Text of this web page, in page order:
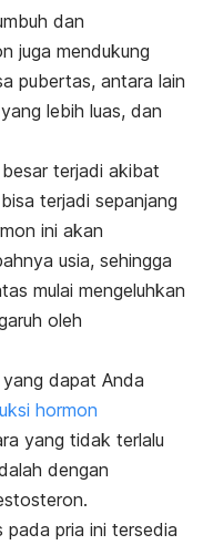
dan
juga mendukung
pubertas, antara lain
lebih luas, dan
terjadi akibat
terjadi sepanjang
ini akan
usia, sehingga
mulai mengeluhkan
oleh
dapat Anda
hormon
yang tidak terlalu
dengan
pada pria ini tersedia